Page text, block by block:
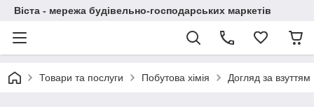
Віста - мережа будівельно-господарських маркетів
Товари та послуги Побутова хімія Догляд за взуттям